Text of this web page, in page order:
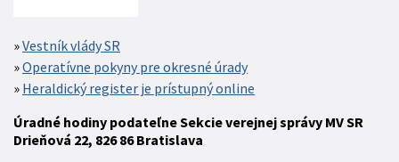
Vestník vlády SR
Operatívne pokyny pre okresné úrady
Heraldický register je prístupný online
Úradné hodiny podateľne Sekcie verejnej správy MV SR
Drieňová 22, 826 86 Bratislava